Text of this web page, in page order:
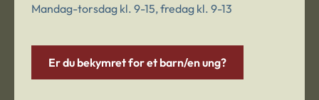
Mandag-torsdag kl. 9-15, fredag kl. 9-13
Er du bekymret for et barn/en ung?